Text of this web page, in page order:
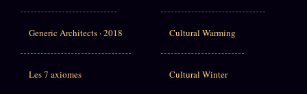
Generic Architects · 2018
Les 7 axiomes
Cultural Warming
Cultural Winter